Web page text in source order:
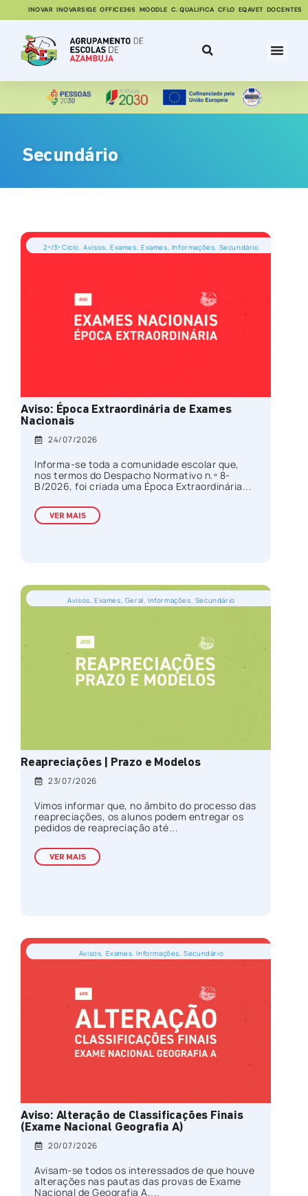
INOVAR INOVARSIGE OFFICE365 MOODLE C. QUALIFICA CFLO EQAVET DOCENTES
Secundário
2º/3º Ciclo ,Avisos ,Exames Exames Informações Secundário
Aviso: Época Extraordinária de Exames
Nacionais
24/07/2026
Informa-se toda a comunidade escolar que,
nos termos do Despacho Normativo n.º 8-
B/2026, foi criada uma Época Extraordinária...
VER MAIS
Avisos Exames Geral Informações Secundário
Reapreciações | Prazo e Modelos
23/07/2026
Vimos informar que, no âmbito do processo das
reapreciações, os alunos podem entregar os
pedidos de reapreciação até...
VER MAIS
Avisos Exames ,Informações ,Secundário
Aviso: Alteração de Classificações Finais
(Exame Nacional Geografia A)
20/07/2026
Avisam-se todos os interessados de que houve
alterações nas pautas das provas de Exame
Nacional de Geografia A,...